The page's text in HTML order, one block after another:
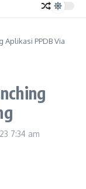
Aplikasi PPDB Via
7:34 am